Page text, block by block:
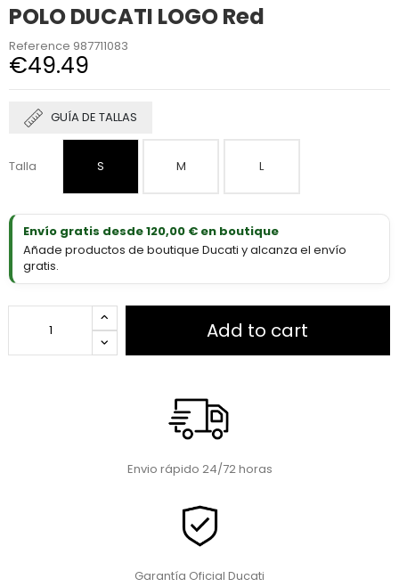
POLO DUCATI LOGO Red
Reference 987711083
€49.49
GUÍA DE TALLAS
Talla S M L
Envío gratis desde 120,00 € en boutique
Añade productos de boutique Ducati y alcanza el envío
gratis.
Add to cart
Envio rápido 24/72 horas
Garantía Oficial Ducati